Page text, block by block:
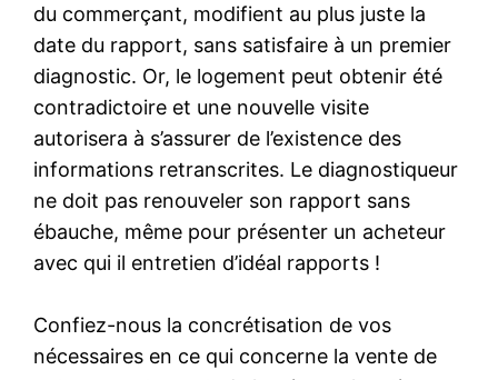
du commerçant, modifient au plus juste la
date du rapport, sans satisfaire à un premier
diagnostic. Or, le logement peut obtenir été
contradictoire et une nouvelle visite
autorisera à s’assurer de l’existence des
informations retranscrites. Le diagnostiqueur
ne doit pas renouveler son rapport sans
ébauche, même pour présenter un acheteur
avec qui il entretien d’idéal rapports !
Confiez-nous la concrétisation de vos
nécessaires en ce qui concerne la vente de